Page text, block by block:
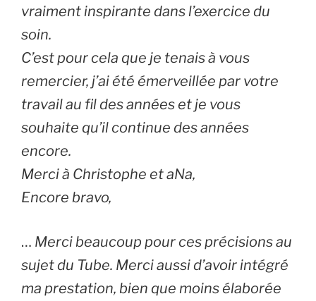
vraiment inspirante dans l’exercice du
soin.
C’est pour cela que je tenais à vous
remercier, j’ai été émerveillée par votre
travail au fil des années et je vous
souhaite qu’il continue des années
encore.
Merci à Christophe et aNa,
Encore bravo,
… Merci beaucoup pour ces précisions au
sujet du Tube. Merci aussi d’avoir intégré
ma prestation, bien que moins élaborée